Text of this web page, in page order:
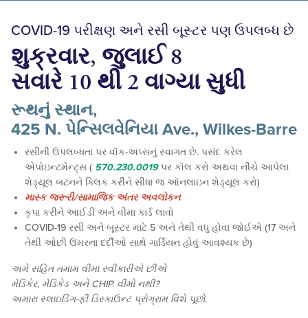
COVID-19 પરીક્ષણ અને રસી બૂસ્ટર પણ ઉપલબ્ધ છે
શુક્રવાર, જુલાઈ 8
સવારે 10 થી 2 વાગ્યા સુધી
રૂથનું સ્થાન,
425 N. પેન્સિલવેનિયા Ave., Wilkes-Barre
રસીની ઉપલબ્ધતા પર વૉક-અપ્સનું સ્વાગત છે. પસંદ કરેલ
એપોઇન્ટમેન્ટ્સ ( 570.230.0019પર કૉલ કરો અથવા નીચે આપેલા
શેડ્યૂલ બટનને ક્લિક કરીને સીધા જ ઑનલાઇન શેડ્યૂલ કરો)
માસ્ક જરૂરી/સામાજિક અંતર અવલોકન
કૃપા કરીને આઈડી અને વીમા કાર્ડ લાવો
COVID-19 રસી અને બૂસ્ટર માટે 5 અને તેથી વધુ હોવા જોઈએ (17 અને
તેથી ઓછી ઉંમરના દર્દીઓ સાથે ગાર્ડિયન હોવું આવશ્યક છે)
અમે સહિત તમામ વીમા સ્વીકારીએ છીએ
મેડિકેર, મેડિકેડ અને CHIP. વીમો નથી?
અમારા સ્લાઇડિંગ-ફી ડિસ્કાઉન્ટ પ્રોગ્રામ વિશે પૂછો.